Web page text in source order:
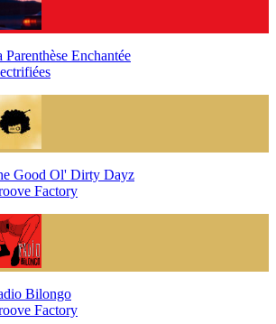
Parenthèse Enchantée
Good Ol' Dirty Dayz
Factory
Bilongo
Factory